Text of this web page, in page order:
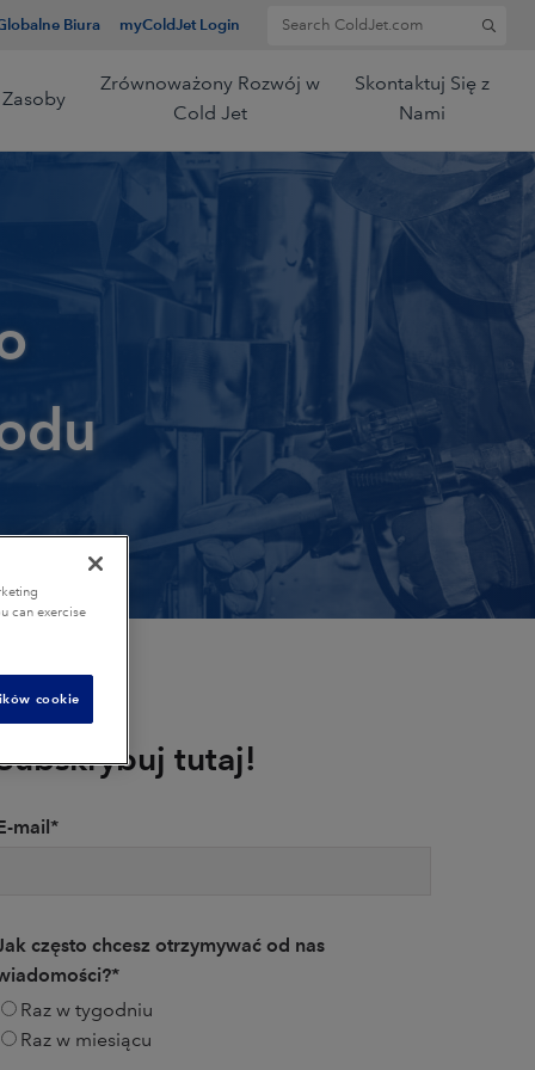
Biura myColdJet Login Search for:
Zasoby
Zrównoważony Rozwój w
Cold Jet
Skontaktuj Się z
Nami
tutaj!
mail*
często chcesz otrzymywać od nas
*
Raz w tygodniu
Raz w miesiącu
can exercise
cookie